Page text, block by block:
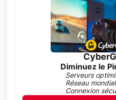
Diminuez le
Serveurs
Réseau
Connexion